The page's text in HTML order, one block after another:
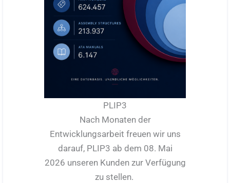
PLIP3
Nach Monaten der
Entwicklungsarbeit freuen wir uns
darauf, PLIP3 ab dem 08. Mai
2026 unseren Kunden zur Verfügung
zu stellen.